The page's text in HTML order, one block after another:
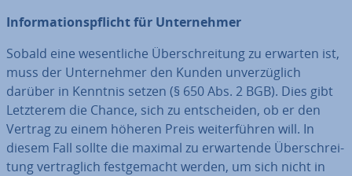
In­for­ma­ti­ons­pflicht für Un­ter­neh­mer
Sobald eine we­sent­li­che Über­schrei­tung zu erwarten ist,
muss der Un­ter­neh­mer den Kunden un­ver­züg­lich
darüber in Kenntnis setzen (§ 650 Abs. 2 BGB). Dies gibt
Letzterem die Chance, sich zu ent­schei­den, ob er den
Vertrag zu einem höheren Preis wei­ter­füh­ren will. In
diesem Fall sollte die maximal zu er­war­ten­de Über­schrei­
tung ver­trag­lich fest­ge­macht werden, um sich nicht in